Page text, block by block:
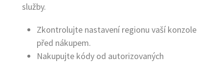
služby.
Zkontrolujte nastavení regionu vaší konzole
před nákupem.
Nakupujte kódy od autorizovaných